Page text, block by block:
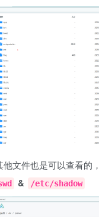
他文件也是可以查看的
& /etc/shadow